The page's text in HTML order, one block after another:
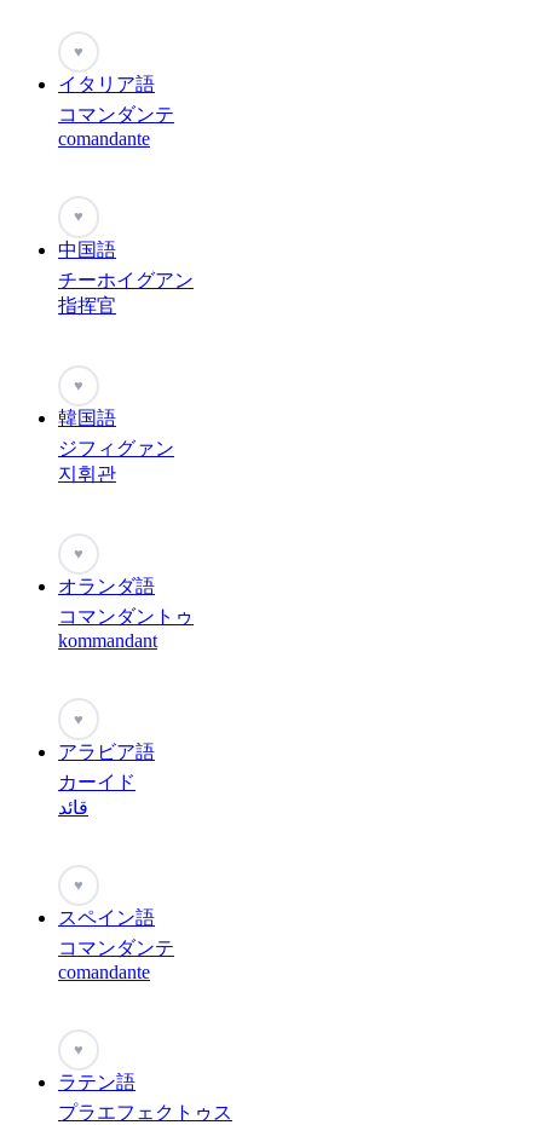
♥
イタリア語
コマンダンテ
comandante
♥
中国語
チーホイグアン
指挥官
♥
韓国語
ジフィグァン
지휘관
♥
オランダ語
コマンダントゥ
kommandant
♥
アラビア語
カーイド
قائد
♥
スペイン語
コマンダンテ
comandante
♥
ラテン語
プラエフェクトゥス